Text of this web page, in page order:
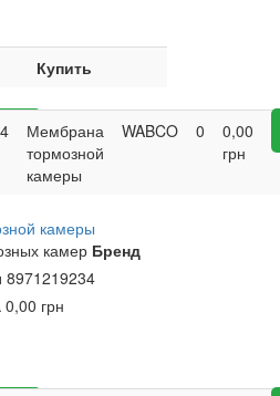
Купить
Мембрана
тормозной
камеры
WABCO 0
0,00
грн
камеры
камер Бренд
8971219234
0,00 грн